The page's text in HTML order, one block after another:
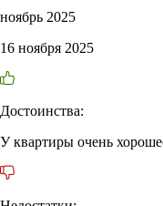
ноябрь 2025
16 ноября 2025
Достоинства:
У квартиры очень